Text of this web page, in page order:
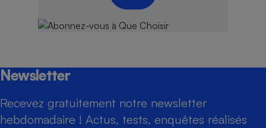
Newsletter
Recevez gratuitement notre newsletter
hebdomadaire ! Actus, tests, enquêtes réalisés